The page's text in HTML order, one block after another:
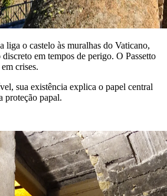
liga o castelo às muralhas do Vaticano,
em tempos de perigo. O Passetto
crises.
sua existência explica o papel central
proteção papal.